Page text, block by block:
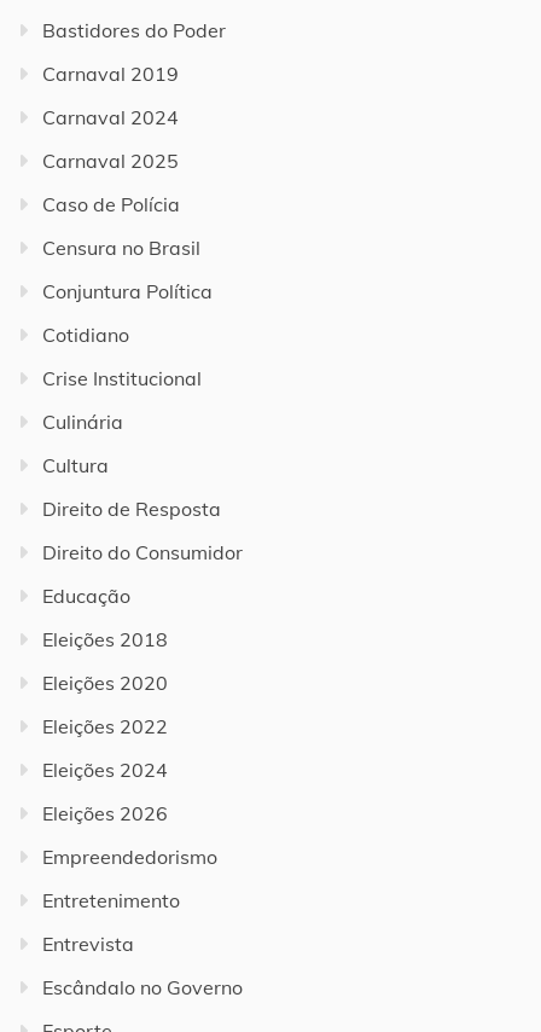
Bastidores do Poder
Carnaval 2019
Carnaval 2024
Carnaval 2025
Caso de Polícia
Censura no Brasil
Conjuntura Política
Cotidiano
Crise Institucional
Culinária
Cultura
Direito de Resposta
Direito do Consumidor
Educação
Eleições 2018
Eleições 2020
Eleições 2022
Eleições 2024
Eleições 2026
Empreendedorismo
Entretenimento
Entrevista
Escândalo no Governo